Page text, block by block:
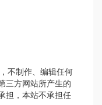
不制作、编辑任何
三方网站所产生的
担，本站不承担任